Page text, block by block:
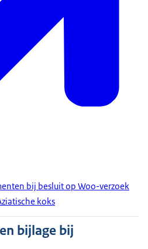
bij besluit op Woo-verzoek
koks
bijlage bij